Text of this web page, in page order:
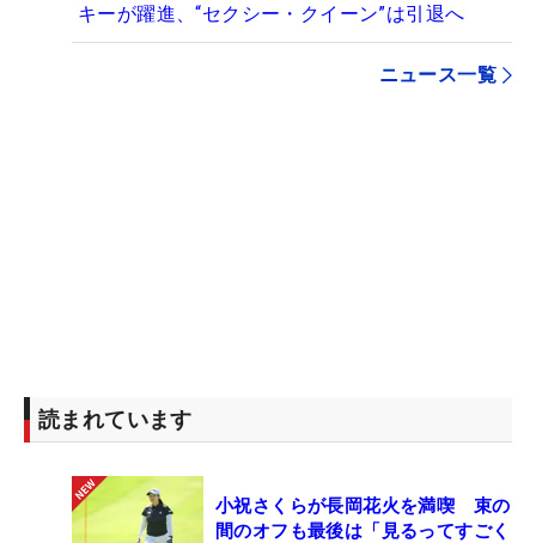
キーが躍進、“セクシー・クイーン”は引退へ
ニュース一覧
読まれています
小祝さくらが長岡花火を満喫 束の
間のオフも最後は「見るってすごく